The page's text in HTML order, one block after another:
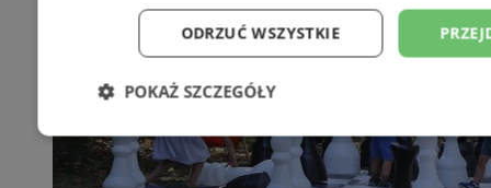
ODRZUĆ WSZYSTKIE
POKAŻ SZCZEGÓŁY
Niezbędne Wydajność